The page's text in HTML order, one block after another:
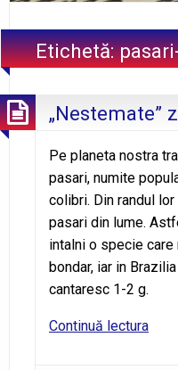
Etichetă:
„Nestemate”
Pe planeta nostra
pasari, numite
colibri. Din randul
pasari din lume.
intalni o specie care
bondar, iar in
cantaresc 1-2 g.
Continuă lectura